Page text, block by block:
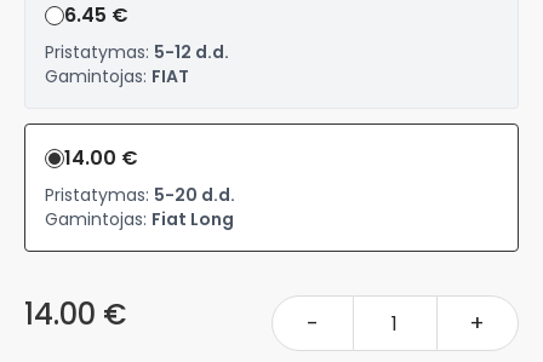
6.45 €
Pristatymas: 5-12 d.d.
Gamintojas: FIAT
14.00 €
Pristatymas: 5-20 d.d.
Gamintojas: Fiat Long
14.00 € - +